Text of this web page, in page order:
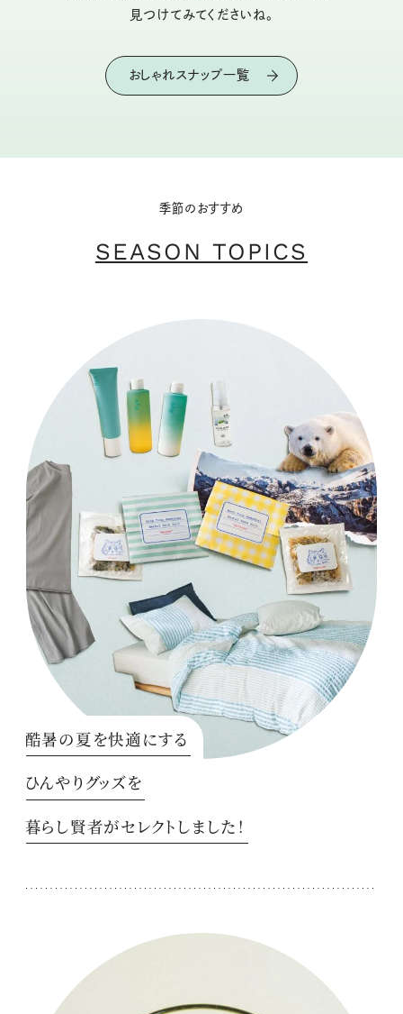
見つけてみてくださいね。
おしゃれスナップ一覧
季節のおすすめ
SEASON TOPICS
酷暑の夏を快適にする
ひんやりグッズを
暮らし賢者がセレクトしました！